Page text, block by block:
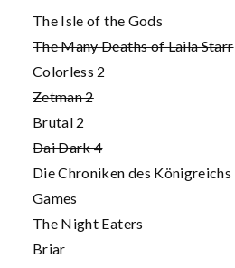
The Isle of the Gods
The Many Deaths of Laila Starr
Colorless 2
Zetman 2
Brutal 2
Dai Dark 4
Die Chroniken des Königreichs
Games
The Night Eaters
Briar